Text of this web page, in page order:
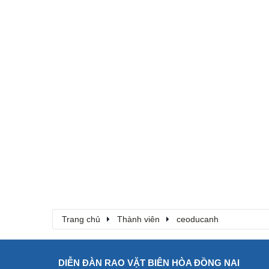
Trang chủ Thành viên ceoducanh
DIỄN ĐÀN RAO VẶT BIÊN HÒA ĐỒNG NAI